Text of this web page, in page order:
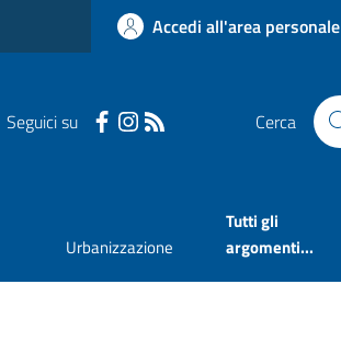
Accedi all'area personale
Seguici su Cerca
Urbanizzazione
Tutti gli
argomenti...